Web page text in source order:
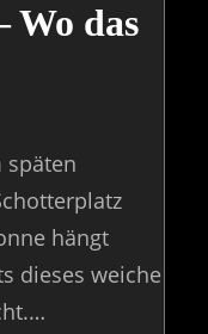
Wo das
späten
hängt
dieses weiche